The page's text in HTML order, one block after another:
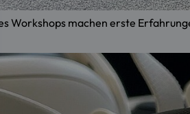
Workshops machen erste